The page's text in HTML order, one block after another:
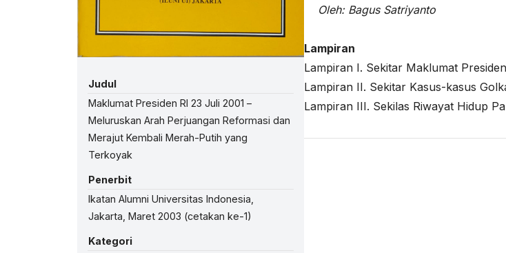
Judul
Maklumat Presiden RI 23 Juli 2001 –
Meluruskan Arah Perjuangan Reformasi dan
Merajut Kembali Merah-Putih yang
Terkoyak
Penerbit
Ikatan Alumni Universitas Indonesia,
Jakarta, Maret 2003 (cetakan ke-1)
Kategori
Oleh: Bagus Satriyanto
Lampiran
Lampiran I. Sekitar Maklumat
Lampiran II. Sekitar Kasus-kasus
Lampiran III. Sekilas Riwayat Hidup